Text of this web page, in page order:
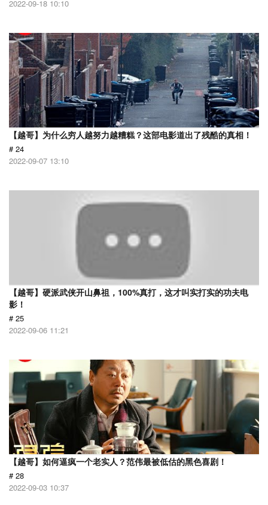
2022-09-18 10:10
【越哥】为什么穷人越努力越糟糕？这部电影道出了残酷的真相！
# 24
2022-09-07 13:10
【越哥】硬派武侠开山鼻祖，100%真打，这才叫实打实的功夫电
影！
# 25
2022-09-06 11:21
【越哥】如何逼疯一个老实人？范伟最被低估的黑色喜剧！
# 28
2022-09-03 10:37